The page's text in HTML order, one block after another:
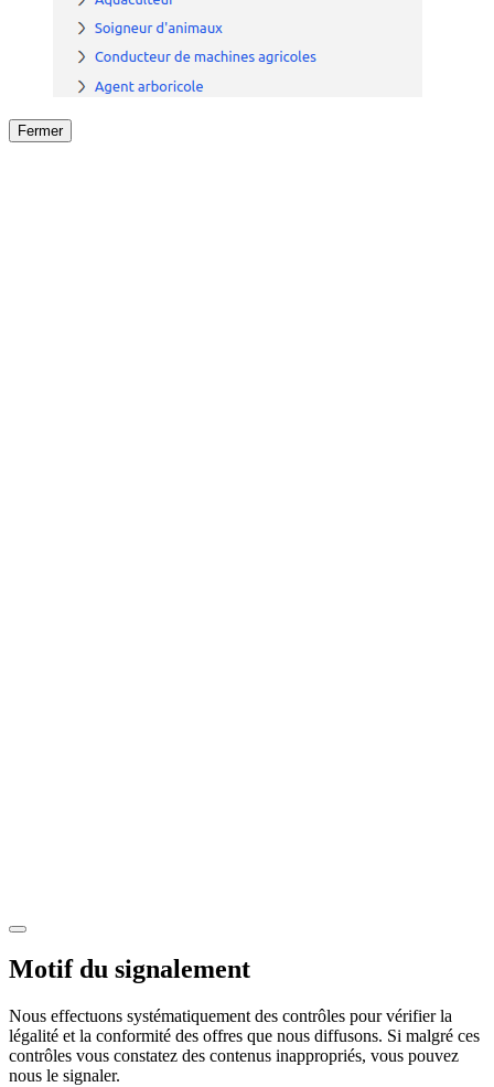
Fermer
Motif du signalement
Nous effectuons systématiquement des contrôles pour vérifier la
légalité et la conformité des offres que nous diffusons. Si malgré ces
contrôles vous constatez des contenus inappropriés, vous pouvez
nous le signaler.